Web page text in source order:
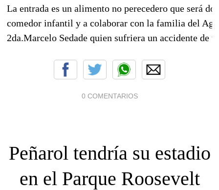
La entrada es un alimento no perecedero que será
comedor infantil y a colaborar con la familia del
2da.Marcelo Sedade quien sufriera un accidente de
0 COMENTARIOS
Peñarol tendría su estadio
en el Parque Roosevelt